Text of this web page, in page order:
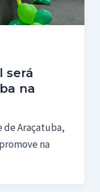
será
na
de Araçatuba,
na